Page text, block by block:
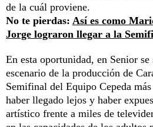
de la cuál proviene.
No te pierdas: Así es como
Jorge lograron llegar a la
En esta oportunidad, en Senior se
escenario de la producción de
Semifinal del Equipo Cepeda
haber llegado lejos y haber
artístico frente a miles de